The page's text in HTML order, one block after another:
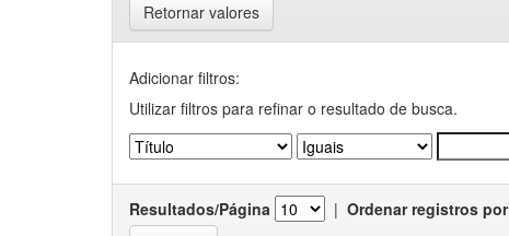
Retornar valores
Adicionar filtros:
Utilizar filtros para refinar o resultado de busca.
Resultados/Página | Ordenar registros por